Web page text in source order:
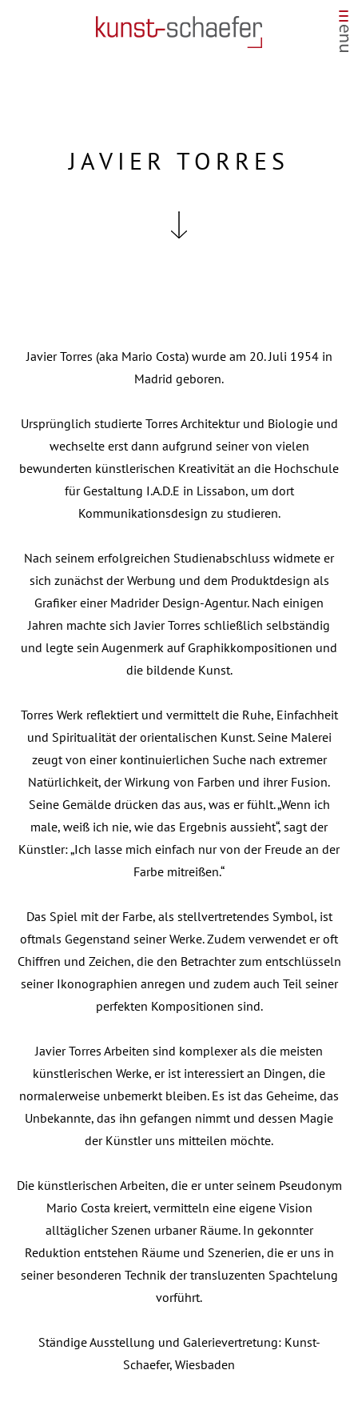
JAVIER TORRES
Javier Torres (aka Mario Costa) wurde am 20. Juli 1954 in
Madrid geboren.
Ursprünglich studierte Torres Architektur und Biologie und
wechselte erst dann aufgrund seiner von vielen
bewunderten künstlerischen Kreativität an die Hochschule
für Gestaltung I.A.D.E in Lissabon, um dort
Kommunikationsdesign zu studieren.
Nach seinem erfolgreichen Studienabschluss widmete er
sich zunächst der Werbung und dem Produktdesign als
Grafiker einer Madrider Design-Agentur. Nach einigen
Jahren machte sich Javier Torres schließlich selbständig
und legte sein Augenmerk auf Graphikkompositionen und
die bildende Kunst.
Torres Werk reflektiert und vermittelt die Ruhe, Einfachheit
und Spiritualität der orientalischen Kunst. Seine Malerei
zeugt von einer kontinuierlichen Suche nach extremer
Natürlichkeit, der Wirkung von Farben und ihrer Fusion.
Seine Gemälde drücken das aus, was er fühlt. „Wenn ich
male, weiß ich nie, wie das Ergebnis aussieht“, sagt der
Künstler: „Ich lasse mich einfach nur von der Freude an der
Farbe mitreißen.“
Das Spiel mit der Farbe, als stellvertretendes Symbol, ist
oftmals Gegenstand seiner Werke. Zudem verwendet er oft
Chiffren und Zeichen, die den Betrachter zum entschlüsseln
seiner Ikonographien anregen und zudem auch Teil seiner
perfekten Kompositionen sind.
Javier Torres Arbeiten sind komplexer als die meisten
künstlerischen Werke, er ist interessiert an Dingen, die
normalerweise unbemerkt bleiben. Es ist das Geheime, das
Unbekannte, das ihn gefangen nimmt und dessen Magie
der Künstler uns mitteilen möchte.
Die künstlerischen Arbeiten, die er unter seinem Pseudonym
Mario Costa kreiert, vermitteln eine eigene Vision
alltäglicher Szenen urbaner Räume. In gekonnter
Reduktion entstehen Räume und Szenerien, die er uns in
seiner besonderen Technik der transluzenten Spachtelung
vorführt.
Ständige Ausstellung und Galerievertretung: Kunst-
Schaefer, Wiesbaden